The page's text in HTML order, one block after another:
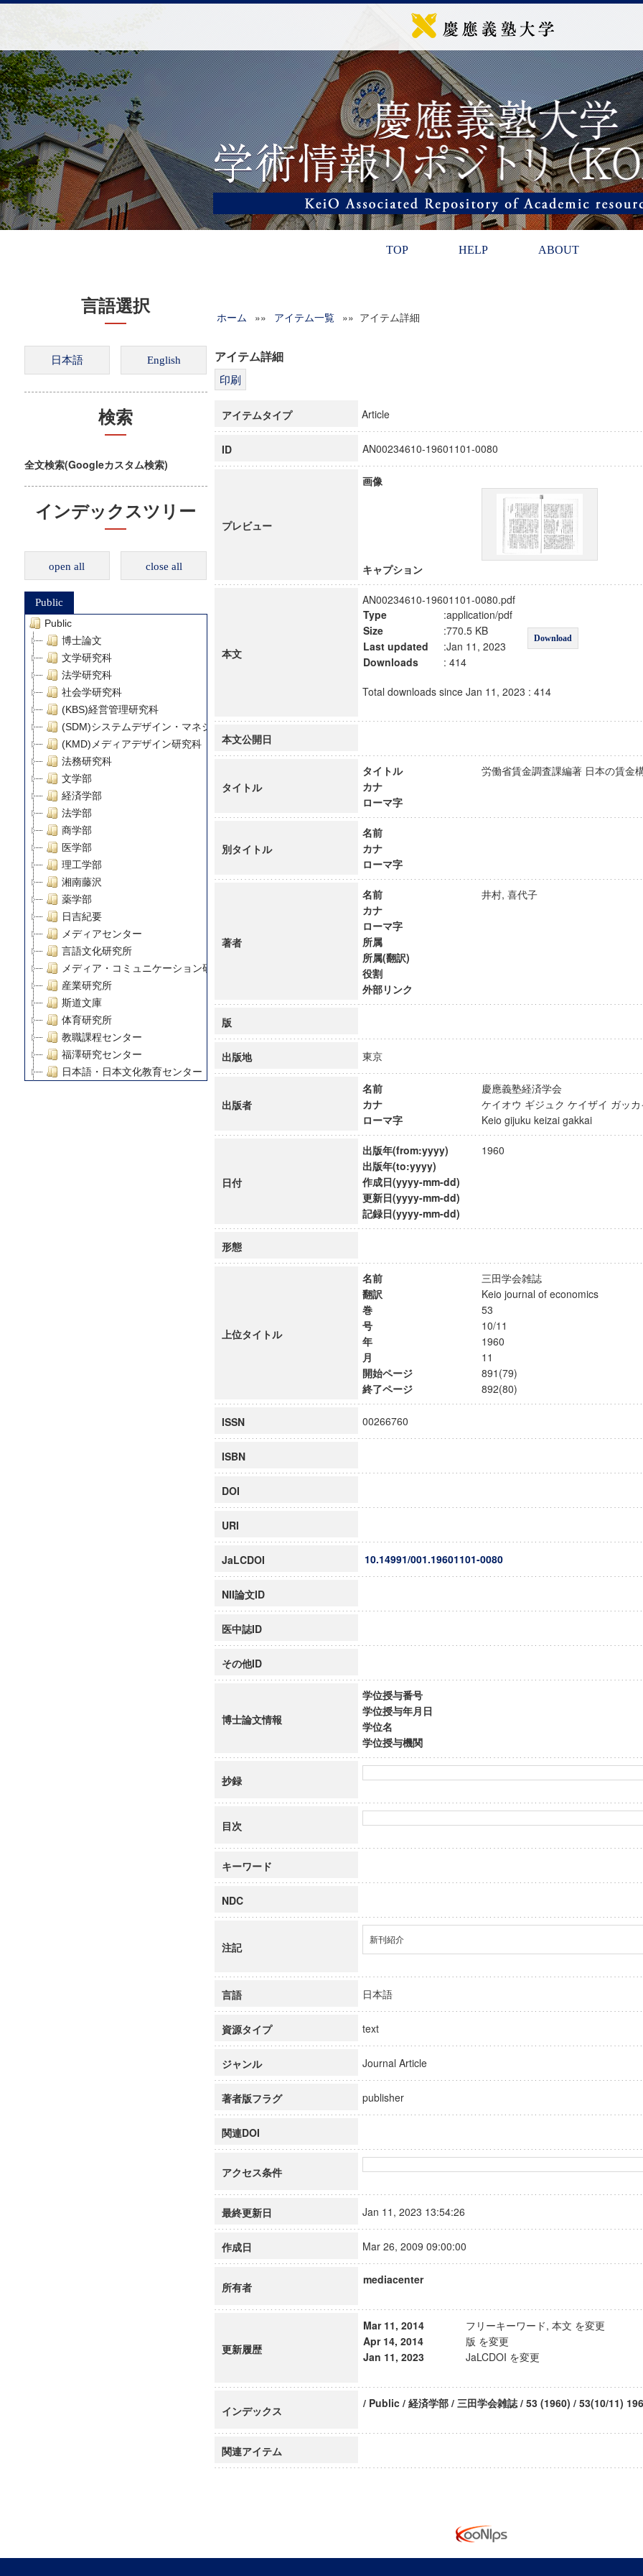
TOP HELP ABOUT
言語選択
検索
全文検索(Googleカスタム検索)
インデックスツリー
open all close all
Public
Public
博士論文
文学研究科
法学研究科
社会学研究科
(KBS)経営管理研究科
(SDM)システムデザイン・マネジメント研究科
(KMD)メディアデザイン研究科
法務研究科
文学部
経済学部
法学部
商学部
医学部
理工学部
湘南藤沢
薬学部
日吉紀要
メディアセンター
言語文化研究所
メディア・コミュニケーション研究所
産業研究所
斯道文庫
体育研究所
教職課程センター
福澤研究センター
日本語・日本文化教育センター
慶應義塾大学グローバルCOEプログラム市民社会ガバナンス教育研究センター
慶應義塾大学グローバルCOEプログラム論理と感性の先端的教育研究拠点
博士課程教育リーディングプログラム「超成熟社会発展のサイエンス」
ホーム »» アイテム一覧 »» アイテム詳細
アイテム詳細
アイテムタイプ Article
ID AN00234610-19601101-0080
プレビュー
画像
キャプション
本文
AN00234610-19601101-0080.pdf
Type
:application/pdf
Download
Size
:770.5 KB
Last updated
:Jan 11, 2023
Downloads
: 414
Total downloads since Jan 11, 2023 : 414
本文公開日
タイトル
タイトル
労働省賃金調査課編著 日本の賃
カナ
ローマ字
別タイトル
名前
カナ
ローマ字
著者
名前
井村, 喜代子
カナ
ローマ字
所属
所属(翻訳)
役割
外部リンク
版
出版地 東京
出版者
名前
慶應義塾経済学会
カナ
ケイオウ ギジュク ケイザイ ガ
ローマ字
Keio gijuku keizai gakkai
日付
出版年(from:yyyy)
1960
出版年(to:yyyy)
作成日(yyyy-mm-dd)
更新日(yyyy-mm-dd)
記録日(yyyy-mm-dd)
形態
上位タイトル
名前
三田学会雑誌
翻訳
Keio journal of economics
巻
53
号
10/11
年
1960
月
11
開始ページ
891(79)
終了ページ
892(80)
ISSN 00266760
ISBN
DOI
URI
JaLCDOI 10.14991/001.19601101-0080
NII論文ID
医中誌ID
その他ID
博士論文情報
学位授与番号
学位授与年月日
学位名
学位授与機関
抄録
目次
キーワード
NDC
注記
新刊紹介
言語 日本語
資源タイプ text
ジャンル Journal Article
著者版フラグ publisher
関連DOI
アクセス条件
最終更新日 Jan 11, 2023 13:54:26
作成日 Mar 26, 2009 09:00:00
所有者
mediacenter
更新履歴
Mar 11, 2014
フリーキーワード, 本文 を変更
Apr 14, 2014
版 を変更
Jan 11, 2023
JaLCDOI を変更
インデックス
/ Public / 経済学部 / 三田学会雑誌 / 53 (1960) / 53(10/11)
関連アイテム